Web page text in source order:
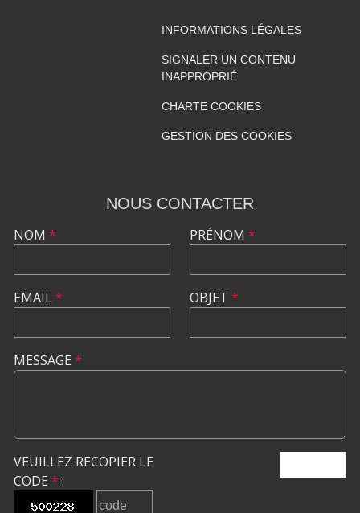
INFORMATIONS LÉGALES
SIGNALER UN CONTENU
INAPPROPRIÉ
CHARTE COOKIES
GESTION DES COOKIES
NOUS CONTACTER
NOM *
EMAIL*
PRÉNOM *
OBJET *
MESSAGE *
VEUILLEZ RECOPIER LE
CODE * :